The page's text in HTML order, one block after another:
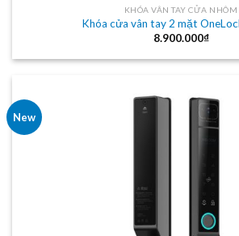
KHÓA VÂN TAY CỬA NHÔM
Khóa cửa vân tay 2 mặt
8.900.000₫
New